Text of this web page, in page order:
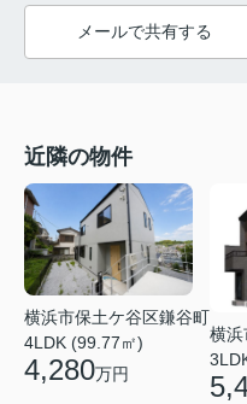
メールで共有する
近隣の物件
横浜市保土ケ谷区鎌谷町
4LDK (99.77㎡)
4,280万円
横浜